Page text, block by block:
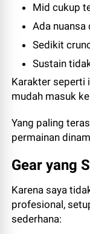
Mid cukup
Ada nuansa
Sedikit
Sustain
Karakter seperti
mudah masuk
Yang paling
permainan
Gear yang
Karena saya
profesional,
sederhana: